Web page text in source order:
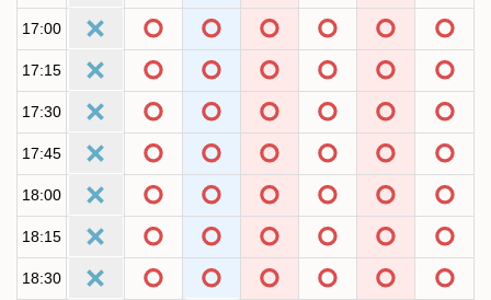
17:00
17:15
17:30
17:45
18:00
18:15
18:30